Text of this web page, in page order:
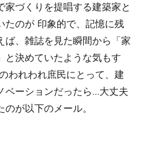
家づくりを提唱する建築家と
たのが 印象的で、記憶に残
ば、雑誌を見た瞬間から「家
と決めていたような気もす
われわれ庶民にとって、建
ーションだったら...大丈夫
が以下のメール。